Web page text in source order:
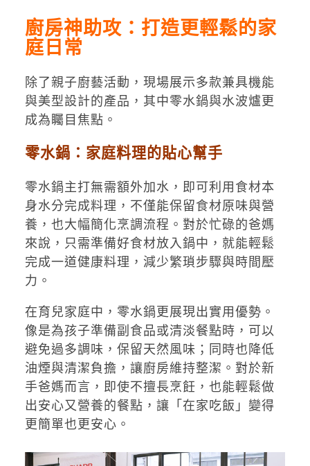
廚房神助攻：打造更輕鬆的家
庭日常
除了親子廚藝活動，現場展示多款兼具機能
與美型設計的產品，其中零水鍋與水波爐更
成為矚目焦點。
零水鍋：家庭料理的貼心幫手
零水鍋主打無需額外加水，即可利用食材本
身水分完成料理，不僅能保留食材原味與營
養，也大幅簡化烹調流程。對於忙碌的爸媽
來說，只需準備好食材放入鍋中，就能輕鬆
完成一道健康料理，減少繁瑣步驟與時間壓
力。
在育兒家庭中，零水鍋更展現出實用優勢。
像是為孩子準備副食品或清淡餐點時，可以
避免過多調味，保留天然風味；同時也降低
油煙與清潔負擔，讓廚房維持整潔。對於新
手爸媽而言，即使不擅長烹飪，也能輕鬆做
出安心又營養的餐點，讓「在家吃飯」變得
更簡單也更安心。